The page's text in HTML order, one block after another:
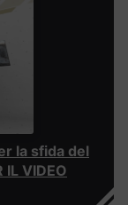
la sfida del
VIDEO